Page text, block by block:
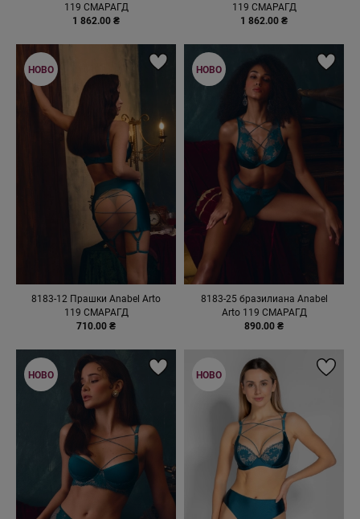
119 СМАРАГД
1 862.00 ₴
119 СМАРАГД
1 862.00 ₴
8183-12 Прашки Anabel Arto
119 СМАРАГД
710.00 ₴
НОВО
8183-25 бразилиана Anabel
Arto 119 СМАРАГД
890.00 ₴
НОВО
НОВО НОВО